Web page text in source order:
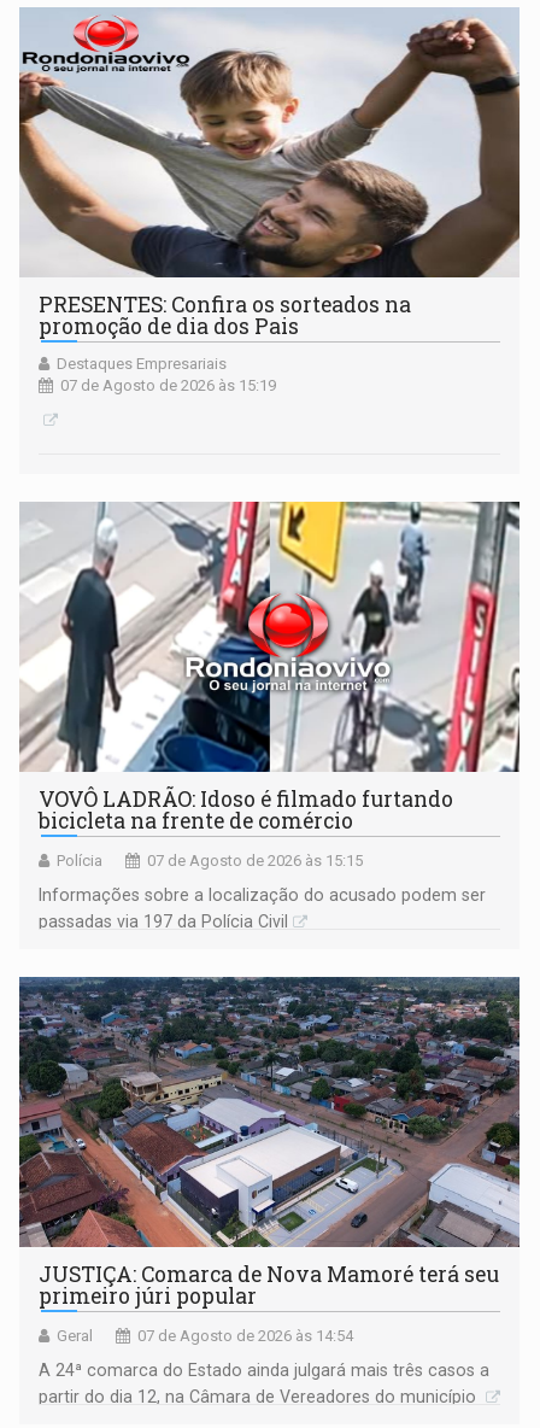
PRESENTES: Confira os sorteados na
promoção de dia dos Pais
Destaques Empresariais
07 de Agosto de 2026 às 15:19
VOVÔ LADRÃO: Idoso é filmado furtando
bicicleta na frente de comércio
Polícia 07 de Agosto de 2026 às 15:15
Informações sobre a localização do acusado podem ser
passadas via 197 da Polícia Civil
JUSTIÇA: Comarca de Nova Mamoré terá seu
primeiro júri popular
Geral 07 de Agosto de 2026 às 14:54
A 24ª comarca do Estado ainda julgará mais três casos a
partir do dia 12, na Câmara de Vereadores do município